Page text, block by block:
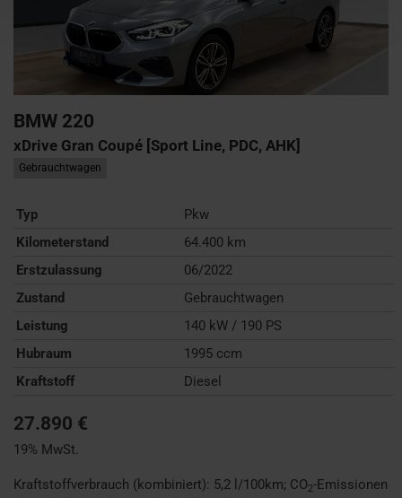
BMW 220
xDrive Gran Coupé [Sport Line, PDC, AHK]
Gebrauchtwagen
Typ
Pkw
Kilometerstand
64.400 km
Erstzulassung
06/2022
Zustand
Gebrauchtwagen
Leistung
140 kW / 190 PS
Hubraum
1995 ccm
Kraftstoff
Diesel
27.890 €
19% MwSt.
Kraftstoffverbrauch (kombiniert): 5,2 l/100km; CO2-Emissionen